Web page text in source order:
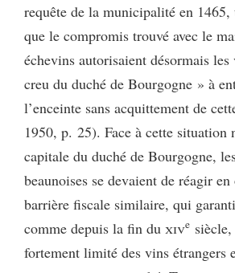
requête de la municipalité en
que le compromis trouvé avec le
échevins autorisaient désormais
creu du duché de Bourgogne » à
l’enceinte sans acquittement de
1950, p. 25). Face à cette situation
capitale du duché de Bourgogne,
beaunoises se devaient de réagir
barrière fiscale similaire, qui
comme depuis la fin du xive
fortement limité des vins étrangers